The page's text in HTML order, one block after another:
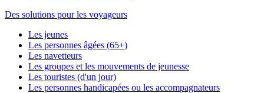
Des solutions pour les voyageurs
Les jeunes
Les personnes âgées (65+)
Les navetteurs
Les groupes et les mouvements de jeunesse
Les touristes (d'un jour)
Les personnes handicapées ou les accompagnateurs